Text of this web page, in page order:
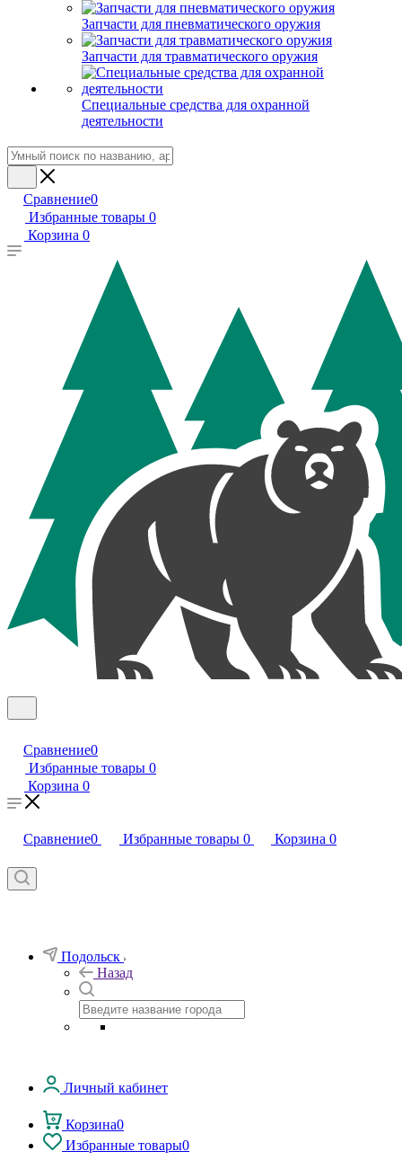
Запчасти для пневматического оружия
Запчасти для травматического оружия
Специальные средства для охранной
деятельности
Сравнение0
Избранные товары 0
Корзина 0
Сравнение0
Избранные товары 0
Корзина 0
Сравнение0 Избранные товары 0 Корзина 0
Подольск
Назад
Личный кабинет
Корзина0
Избранные товары0